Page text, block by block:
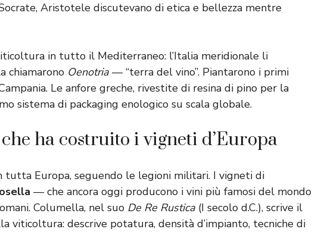
Aristotele discutevano di etica e bellezza mentre
in tutto il Mediterraneo: l’Italia meridionale li
chiamarono Oenotria — “terra del vino”. Piantarono i primi
Le anfore greche, rivestite di resina di pino per la
sistema di packaging enologico su scala globale.
ha costruito i vigneti d’Europa
tutta Europa, seguendo le legioni militari. I vigneti di
— che ancora oggi producono i vini più famosi del mondo
Columella, nel suo De Re Rustica (I secolo d.C.), scrive il
viticoltura: descrive potatura, densità d’impianto, tecniche di